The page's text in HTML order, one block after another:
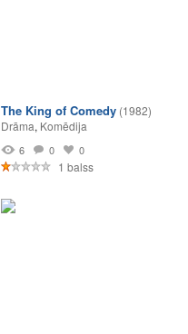
The King of Comedy (1982)
Drāma, Komēdija
6 0 0
1 balss